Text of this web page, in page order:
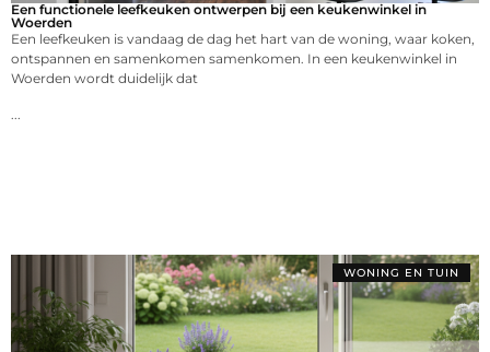
Een functionele leefkeuken ontwerpen bij een keukenwinkel in
Woerden
Een leefkeuken is vandaag de dag het hart van de woning, waar koken,
ontspannen en samenkomen samenkomen. In een keukenwinkel in
Woerden wordt duidelijk dat
WONING EN TUIN